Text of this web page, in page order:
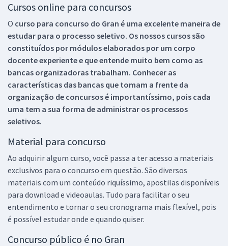
Cursos online para concursos
O curso para concurso do Gran é uma excelente maneira de
estudar para o processo seletivo. Os nossos cursos são
constituídos por módulos elaborados por um corpo
docente experiente e que entende muito bem como as
bancas organizadoras trabalham. Conhecer as
características das bancas que tomam a frente da
organização de concursos é importantíssimo, pois cada
uma tem a sua forma de administrar os processos
seletivos.
Material para concurso
Ao adquirir algum curso, você passa a ter acesso a materiais
exclusivos para o concurso em questão. São diversos
materiais com um conteúdo riquíssimo, apostilas disponíveis
para download e videoaulas. Tudo para facilitar o seu
entendimento e tornar o seu cronograma mais flexível, pois
é possível estudar onde e quando quiser.
Concurso público é no Gran